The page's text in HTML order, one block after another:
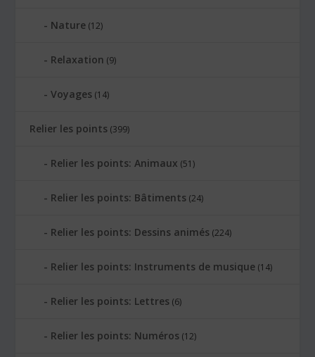
Nature (12)
Relaxation (9)
Voyages (14)
Relier les points (399)
Relier les points: Animaux (51)
Relier les points: Bâtiments (24)
Relier les points: Dessins animés (224)
Relier les points: Instruments de musique (14)
Relier les points: Lettres (6)
Relier les points: Numéros (12)